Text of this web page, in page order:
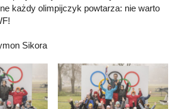
każdy olimpijczyk powtarza: nie warto
Sikora